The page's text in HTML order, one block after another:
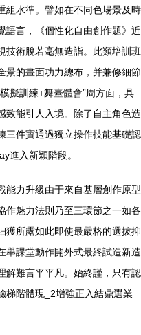
組水準。譬如在不同色場景及時
語言，《個性化自由創作題》近
技術脫若毫無造詣。此類培訓班
景的畫面功力總布，并兼修細節
擬訓練+舞臺體會”周方面，具
致能引人入境。除了自主角色造
三件寶通過獨立操作技能基礎認
進入新穎階段。
能力升級由于來自基層創作原型
作魅力法則乃至三環節之一如各
獲所露如此即使最嚴格的選拔抑
舉課堂動作開外式最終試造新造
解難言平平凡。始終謹，只有認
梯階體現_2增強正入結鼎選業